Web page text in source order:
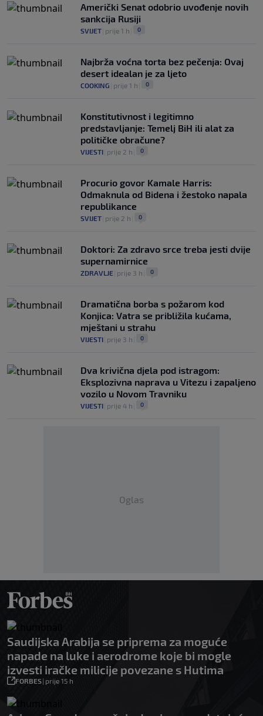
Američki Senat odobrio uvođenje novih
sankcija Rusiji
SVIJET prije 1 h 0
Najbrža voćna torta bez pečenja: Ovaj
desert idealan je za ljeto
COOKING prije 1 h 0
Konstitutivnost i legitimno
predstavljanje: Temelj BiH ili alat za
političke obračune?
VIJESTI prije 2 h 0
Procurio govor Kamale Harris:
Odmaknula od Bidena i žestoko napala
republikance
SVIJET prije 2 h 0
Doktori: Za zdravo srce treba jesti dvije
supernamirnice
ZDRAVLJE prije 3 h 0
Dramatična borba s požarom kod
Konjica: Vatra se približila kućama,
mještani u strahu
VIJESTI prije 3 h 0
Dva krivična djela pod istragom:
Eksplozivna naprava u Vitezu i zapaljeno
vozilo u Novom Travniku
VIJESTI prije 4 h 0
Oglas
Saudijska Arabija se priprema za moguće
napade na luke i aerodrome koje bi mogle
izvesti iračke milicije povezane s Hutima
FORBES| prije 15 h